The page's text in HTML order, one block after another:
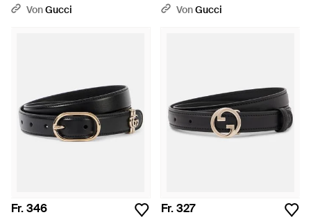
Grösse 100 - Schwarz
VonGucci
Grösse 100 - Schwarz
VonGucci
Fr. 346 Fr. 327